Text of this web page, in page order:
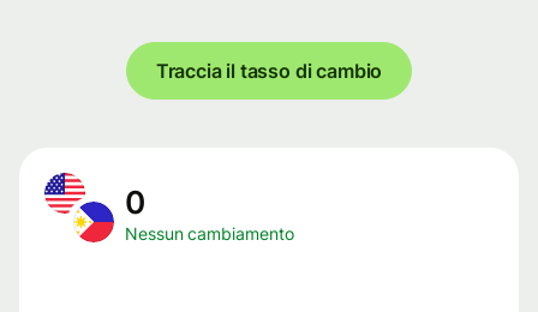
Traccia il tasso di cambio
0
Nessun cambiamento